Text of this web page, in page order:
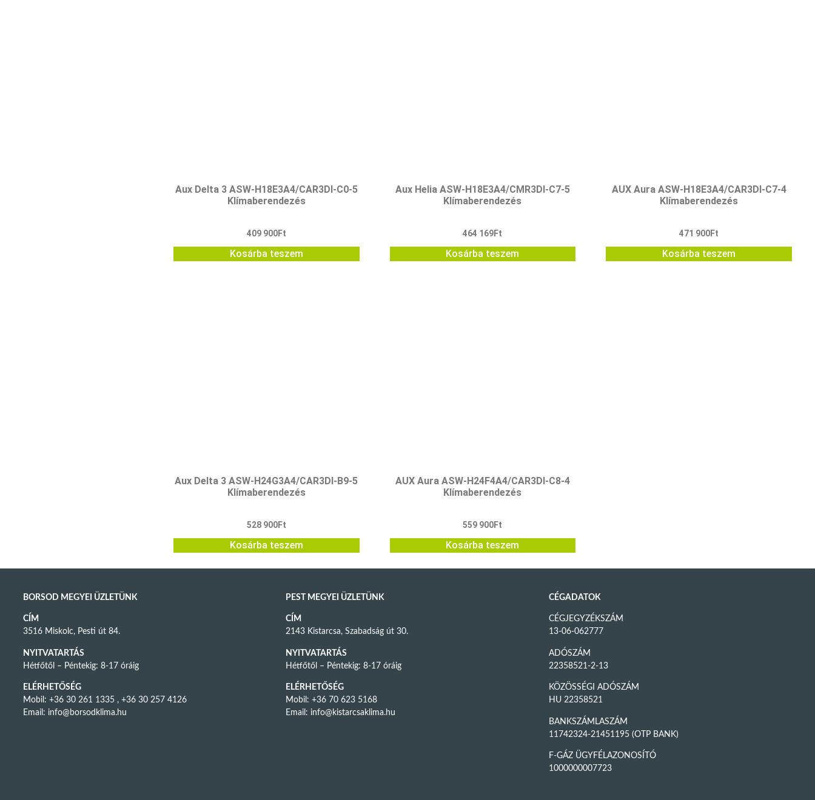
Aux Delta 3 ASW-H18E3A4/CAR3DI-C0-5
Klímaberendezés
409 900Ft
Kosárba teszem
Aux Helia ASW-H18E3A4/CMR3DI-C7-5
Klímaberendezés
464 169Ft
Kosárba teszem
AUX Aura ASW-H18E3A4/CAR3DI-C7-4
Klímaberendezés
471 900Ft
Kosárba teszem
Aux Delta 3 ASW-H24G3A4/CAR3DI-B9-5
Klímaberendezés
528 900Ft
Kosárba teszem
AUX Aura ASW-H24F4A4/CAR3DI-C8-4
Klímaberendezés
559 900Ft
Kosárba teszem
BORSOD MEGYEI ÜZLETÜNK
CÍM
3516 Miskolc, Pesti út 84.
NYITVATARTÁS
Hétfőtől – Péntekig: 8-17 óráig
ELÉRHETŐSÉG
Mobil: +36 30 261 1335 , +36 30 257 4126
Email: info@borsodklima.hu
PEST MEGYEI ÜZLETÜNK
CÍM
2143 Kistarcsa, Szabadság út 30.
NYITVATARTÁS
Hétfőtől – Péntekig: 8-17 óráig
ELÉRHETŐSÉG
Mobil: +36 70 623 5168
Email: info@kistarcsaklima.hu
CÉGADATOK
CÉGJEGYZÉKSZÁM
13-06-062777
ADÓSZÁM
22358521-2-13
KÖZÖSSÉGI ADÓSZÁM
HU 22358521
BANKSZÁMLASZÁM
11742324-21451195 (OTP BANK)
F-GÁZ ÜGYFÉLAZONOSÍTÓ
1000000007723